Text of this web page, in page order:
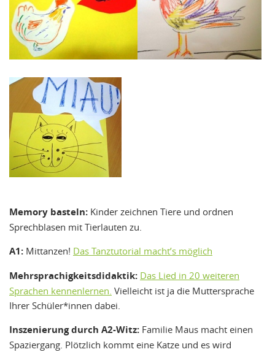
Memory basteln: Kinder zeichnen Tiere und ordnen
Sprechblasen mit Tierlauten zu.
A1: Mittanzen! Das Tanztutorial macht’s möglich
Mehrsprachigkeitsdidaktik: Das Lied in 20 weiteren
Sprachen kennenlernen. Vielleicht ist ja die Muttersprache
Ihrer Schüler*innen dabei.
Inszenierung durch A2-Witz: Familie Maus macht einen
Spaziergang. Plötzlich kommt eine Katze und es wird